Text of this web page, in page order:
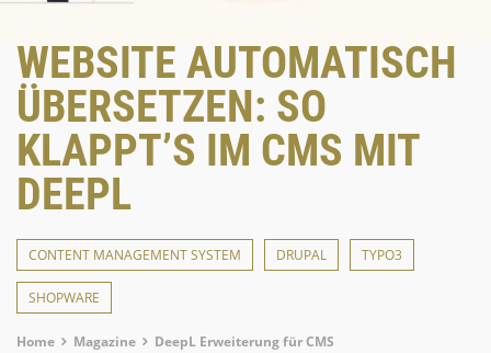
WEBSITE AUTOMATISCH
ÜBERSETZEN: SO
KLAPPT’S IM CMS MIT
DEEPL
CONTENT MANAGEMENT SYSTEM DRUPAL TYPO3
SHOPWARE
Breadcrumb
Home Magazine DeepL Erweiterung für CMS